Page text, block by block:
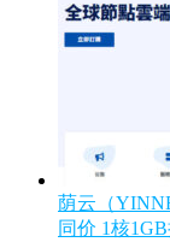
荫云（
同价 1核